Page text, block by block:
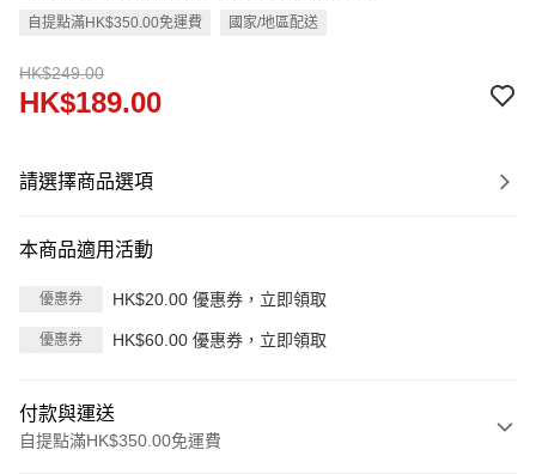
自提點滿HK$350.00免運費 國家/地區配送
HK$249.00
HK$189.00
請選擇商品選項
本商品適用活動
優惠券 HK$20.00 優惠券，立即領取
優惠券 HK$60.00 優惠券，立即領取
付款與運送
自提點滿HK$350.00免運費